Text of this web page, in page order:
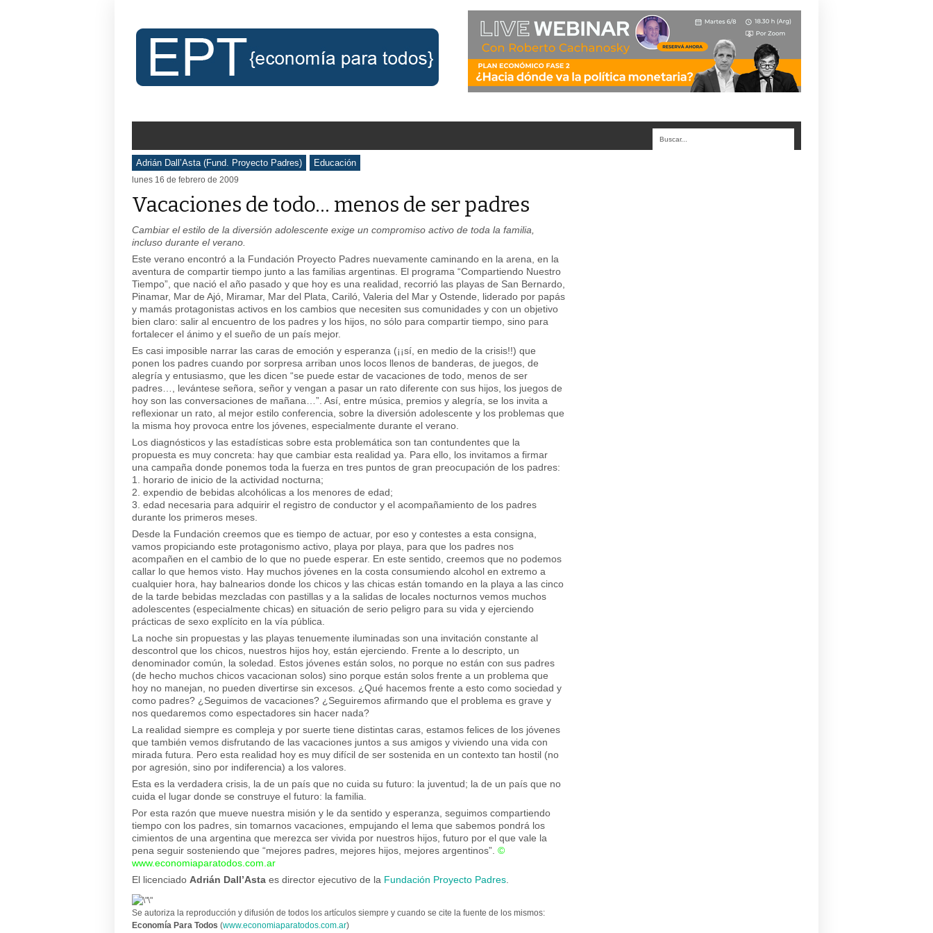
Adrián Dall’Asta (Fund. Proyecto Padres) Educación
lunes 16 de febrero de 2009
Vacaciones de todo… menos de ser padres
Cambiar el estilo de la diversión adolescente exige un compromiso activo de toda la familia,
incluso durante el verano.
Este verano encontró a la Fundación Proyecto Padres nuevamente caminando en la arena, en la
aventura de compartir tiempo junto a las familias argentinas. El programa “Compartiendo Nuestro
Tiempo”, que nació el año pasado y que hoy es una realidad, recorrió las playas de San Bernardo,
Pinamar, Mar de Ajó, Miramar, Mar del Plata, Cariló, Valeria del Mar y Ostende, liderado por papás
y mamás protagonistas activos en los cambios que necesiten sus comunidades y con un objetivo
bien claro: salir al encuentro de los padres y los hijos, no sólo para compartir tiempo, sino para
fortalecer el ánimo y el sueño de un país mejor.
Es casi imposible narrar las caras de emoción y esperanza (¡¡sí, en medio de la crisis!!) que
ponen los padres cuando por sorpresa arriban unos locos llenos de banderas, de juegos, de
alegría y entusiasmo, que les dicen “se puede estar de vacaciones de todo, menos de ser
padres…, levántese señora, señor y vengan a pasar un rato diferente con sus hijos, los juegos de
hoy son las conversaciones de mañana…”. Así, entre música, premios y alegría, se los invita a
reflexionar un rato, al mejor estilo conferencia, sobre la diversión adolescente y los problemas que
la misma hoy provoca entre los jóvenes, especialmente durante el verano.
Los diagnósticos y las estadísticas sobre esta problemática son tan contundentes que la
propuesta es muy concreta: hay que cambiar esta realidad ya. Para ello, los invitamos a firmar
una campaña donde ponemos toda la fuerza en tres puntos de gran preocupación de los padres:
1. horario de inicio de la actividad nocturna;
2. expendio de bebidas alcohólicas a los menores de edad;
3. edad necesaria para adquirir el registro de conductor y el acompañamiento de los padres
durante los primeros meses.
Desde la Fundación creemos que es tiempo de actuar, por eso y contestes a esta consigna,
vamos propiciando este protagonismo activo, playa por playa, para que los padres nos
acompañen en el cambio de lo que no puede esperar. En este sentido, creemos que no podemos
callar lo que hemos visto. Hay muchos jóvenes en la costa consumiendo alcohol en extremo a
cualquier hora, hay balnearios donde los chicos y las chicas están tomando en la playa a las cinco
de la tarde bebidas mezcladas con pastillas y a la salidas de locales nocturnos vemos muchos
adolescentes (especialmente chicas) en situación de serio peligro para su vida y ejerciendo
prácticas de sexo explícito en la vía pública.
La noche sin propuestas y las playas tenuemente iluminadas son una invitación constante al
descontrol que los chicos, nuestros hijos hoy, están ejerciendo. Frente a lo descripto, un
denominador común, la soledad. Estos jóvenes están solos, no porque no están con sus padres
(de hecho muchos chicos vacacionan solos) sino porque están solos frente a un problema que
hoy no manejan, no pueden divertirse sin excesos. ¿Qué hacemos frente a esto como sociedad y
como padres? ¿Seguimos de vacaciones? ¿Seguiremos afirmando que el problema es grave y
nos quedaremos como espectadores sin hacer nada?
La realidad siempre es compleja y por suerte tiene distintas caras, estamos felices de los jóvenes
que también vemos disfrutando de las vacaciones juntos a sus amigos y viviendo una vida con
mirada futura. Pero esta realidad hoy es muy difícil de ser sostenida en un contexto tan hostil (no
por agresión, sino por indiferencia) a los valores.
Esta es la verdadera crisis, la de un país que no cuida su futuro: la juventud; la de un país que no
cuida el lugar donde se construye el futuro: la familia.
Por esta razón que mueve nuestra misión y le da sentido y esperanza, seguimos compartiendo
tiempo con los padres, sin tomarnos vacaciones, empujando el lema que sabemos pondrá los
cimientos de una argentina que merezca ser vivida por nuestros hijos, futuro por el que vale la
pena seguir sosteniendo que “mejores padres, mejores hijos, mejores argentinos”. ©
www.economiaparatodos.com.ar
El licenciado Adrián Dall’Asta es director ejecutivo de la Fundación Proyecto Padres
Se autoriza la reproducción y difusión de todos los artículos siempre y cuando se cite la fuente de los mismos:
Economía Para Todos (www.economiaparatodos.com.ar)